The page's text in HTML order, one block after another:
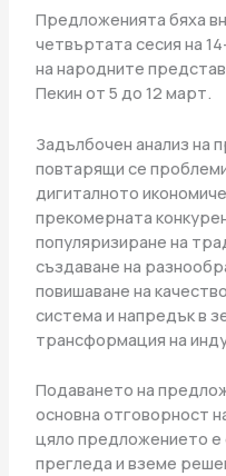
Предложенията бяха
четвъртата сесия на
на народните
Пекин от 5 до 12 март.
Задълбочен анализ на
повтарящи се
дигиталното
прекомерната
популяризиране на
създаване на
повишаване на
система и напредък в
трансформация на
Подаването на
основна отговорност
цяло предложението е
прегледа и вземе